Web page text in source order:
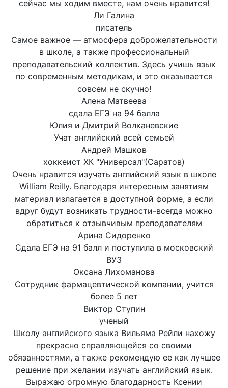
сейчас мы ходим вместе, нам очень нравится!
Ли Галина
писатель
Самое важное — атмосфера доброжелательности
в школе, а также профессиональный
преподавательский коллектив. Здесь учишь язык
по современным методикам, и это оказывается
совсем не скучно!
Алена Матвеева
сдала ЕГЭ на 94 балла
Юлия и Дмитрий Волканевские
Учат английский всей семьей
Андрей Машков
хоккеист ХК "Универсал"(Саратов)
Очень нравится изучать английский язык в школе
William Reilly. Благодаря интересным занятиям
материал излагается в доступной форме, а если
вдруг будут возникать трудности-всегда можно
обратиться к отзывчивым преподавателям
Арина Сидоренко
Сдала ЕГЭ на 91 балл и поступила в московский
ВУЗ
Оксана Лихоманова
Сотрудник фармацевтической компании, учится
более 5 лет
Виктор Ступин
ученый
Школу английского языка Вильяма Рейли нахожу
прекрасно справляющейся со своими
обязанностями, а также рекомендую ее как лучшее
решение при желании изучать английский язык.
Выражаю огромную благодарность Ксении